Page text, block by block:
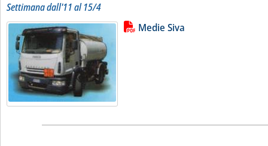
Settimana dall'11 al 15/4
Leggi tutta la notizia: 'Medie
Lista allegati PDF alla notizia
Medie Siva